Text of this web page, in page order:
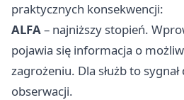
praktycznych konsekwencji:
ALFA– najniższy stopień.
pojawia się informacja o
zagrożeniu. Dla służb to
obserwacji.